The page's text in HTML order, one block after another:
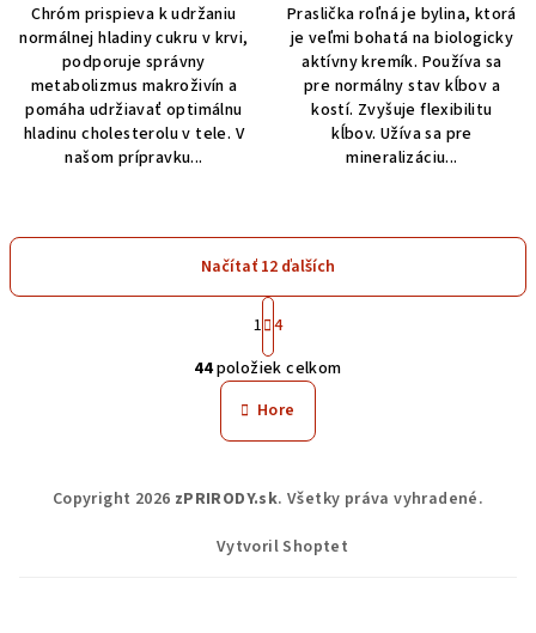
Chróm prispieva k udržaniu
normálnej hladiny cukru v krvi,
podporuje správny
metabolizmus makroživín a
pomáha udržiavať optimálnu
hladinu cholesterolu v tele. V
našom prípravku...
Praslička roľná je bylina, ktorá
je veľmi bohatá na biologicky
aktívny kremík. Používa sa
pre normálny stav kĺbov a
kostí. Zvyšuje flexibilitu
kĺbov. Užíva sa pre
mineralizáciu...
O
v
l
á
a
i
Načítať 12 ďalších
S
t
r
á
n
k
o
a
n
i
e
1 4
44položiek celkom
Hore
Copyright 2026 zPRIRODY.sk. Všetky práva vyhradené.
Vytvoril Shoptet